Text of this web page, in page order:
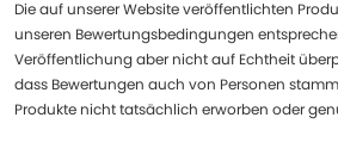
Die auf unserer Website veröffentlichten
unseren Bewertungsbedingungen
Veröffentlichung aber nicht auf Echtheit
dass Bewertungen auch von Personen
Produkte nicht tatsächlich erworben oder